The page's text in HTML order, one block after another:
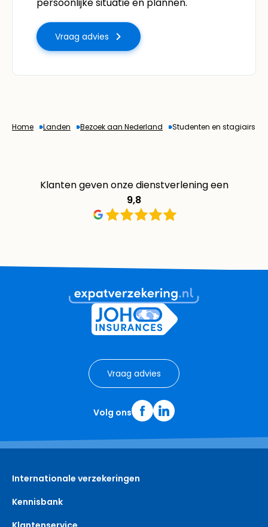
Vraag advies
Home Landen Bezoek aan Nederland Studenten en stagiairs
Klanten geven onze dienstverlening een
9,8
Vraag advies
Volg ons
Internationale verzekeringen
Kennisbank